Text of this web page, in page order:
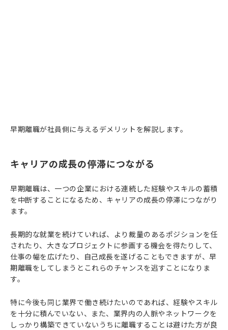
早期離職が社員側に与えるデメリットを解説します。
キャリアの成長の停滞につながる
早期離職は、一つの企業における連続した経験やスキルの蓄積
を中断することになるため、キャリアの成長の停滞につながり
ます。
長期的な就業を続けていれば、より裁量のあるポジションを任
されたり、大きなプロジェクトに参画する機会を得たりして、
仕事の幅を広げたり、自己成長を遂げることもできますが、早
期離職をしてしまうとこれらのチャンスを逃すことになりま
す。
特に今後も同じ業界で働き続けたいのであれば、経験やスキル
を十分に積んでいない、また、業界内の人脈やネットワークを
しっかり構築できていないうちに離職することは避けた方が良